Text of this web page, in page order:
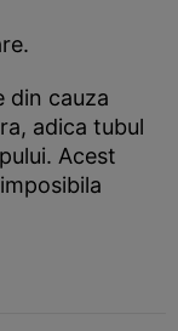
din cauza
adica tubul
Acest